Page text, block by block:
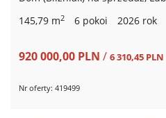
145,79 m2 6 pokoi 2026 rok
920 000,00 PLN / 6 310,45 PLN
Nr oferty: 419499